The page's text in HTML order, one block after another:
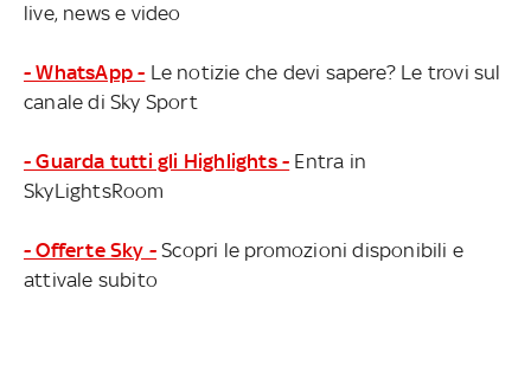
live, news e video
- WhatsApp - Le notizie che devi sapere? Le trovi sul
canale di Sky Sport
- Guarda tutti gli Highlights - Entra in
SkyLightsRoom
- Offerte Sky - Scopri le promozioni disponibili e
attivale subito